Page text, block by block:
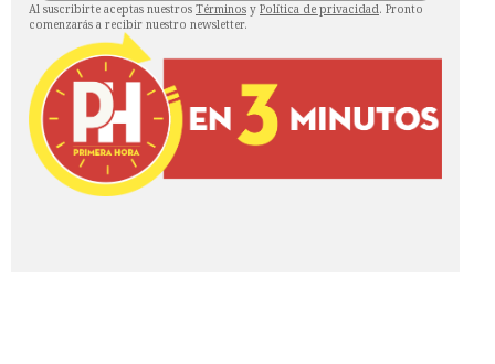
Al suscribirte aceptas nuestros Términos y Política de privacidad. Pronto
comenzarás a recibir nuestro newsletter.